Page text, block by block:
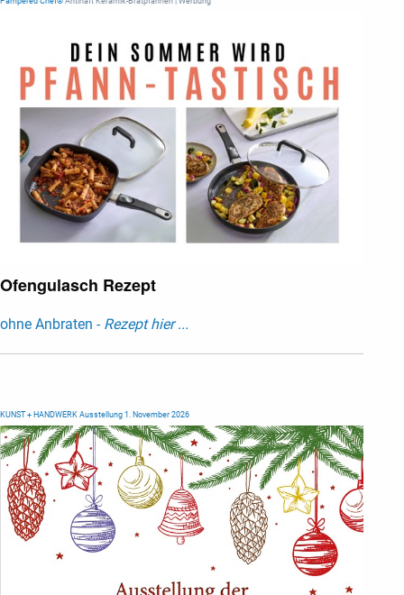
Ofengulasch Rezept
ohne Anbraten - Rezept hier ...
KUNST + HANDWERK Ausstellung 1. November 2026